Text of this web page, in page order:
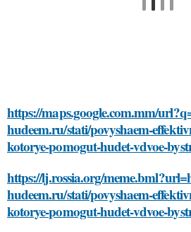
https://maps.google.com.mm/
hudeem.ru/stati/povyshaem-
kotorye-pomogut-hudet-vdvoe-
https://lj.rossia.org/
hudeem.ru/stati/povyshaem-
kotorye-pomogut-hudet-vdvoe-